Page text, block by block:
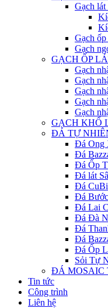
Gạch lát
Gạch
Gạch
GẠCH ỐP
Gạch
Gạch
Gạch
Gạch
Gạch
GẠCH KHỔ
ĐÁ TỰ
Đá Ong
Đá
Đá Ốp
Đá lát
Đá
Đá
Đá Lai
Đá Đà
Đá
Đá
Đá Ốp
Sỏi Tự
ĐÁ MOSAIC
Tin tức
Công trình
Liên hệ